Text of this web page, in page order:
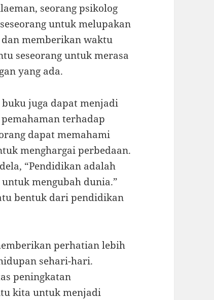
seorang psikolog
untuk melupakan
memberikan waktu
seseorang untuk merasa
yang ada.
juga dapat menjadi
terhadap
dapat memahami
menghargai perbedaan.
“Pendidikan adalah
mengubah dunia.”
bentuk dari pendidikan
perhatian lebih
sehari-hari.
peningkatan
kita untuk menjadi